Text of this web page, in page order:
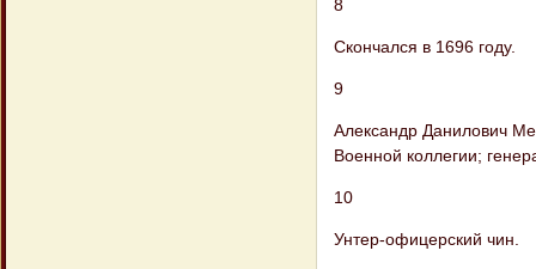
8
Скончался в 1696 году.
9
Александр Данилович
Военной коллегии;
10
Унтер-офицерский чин.